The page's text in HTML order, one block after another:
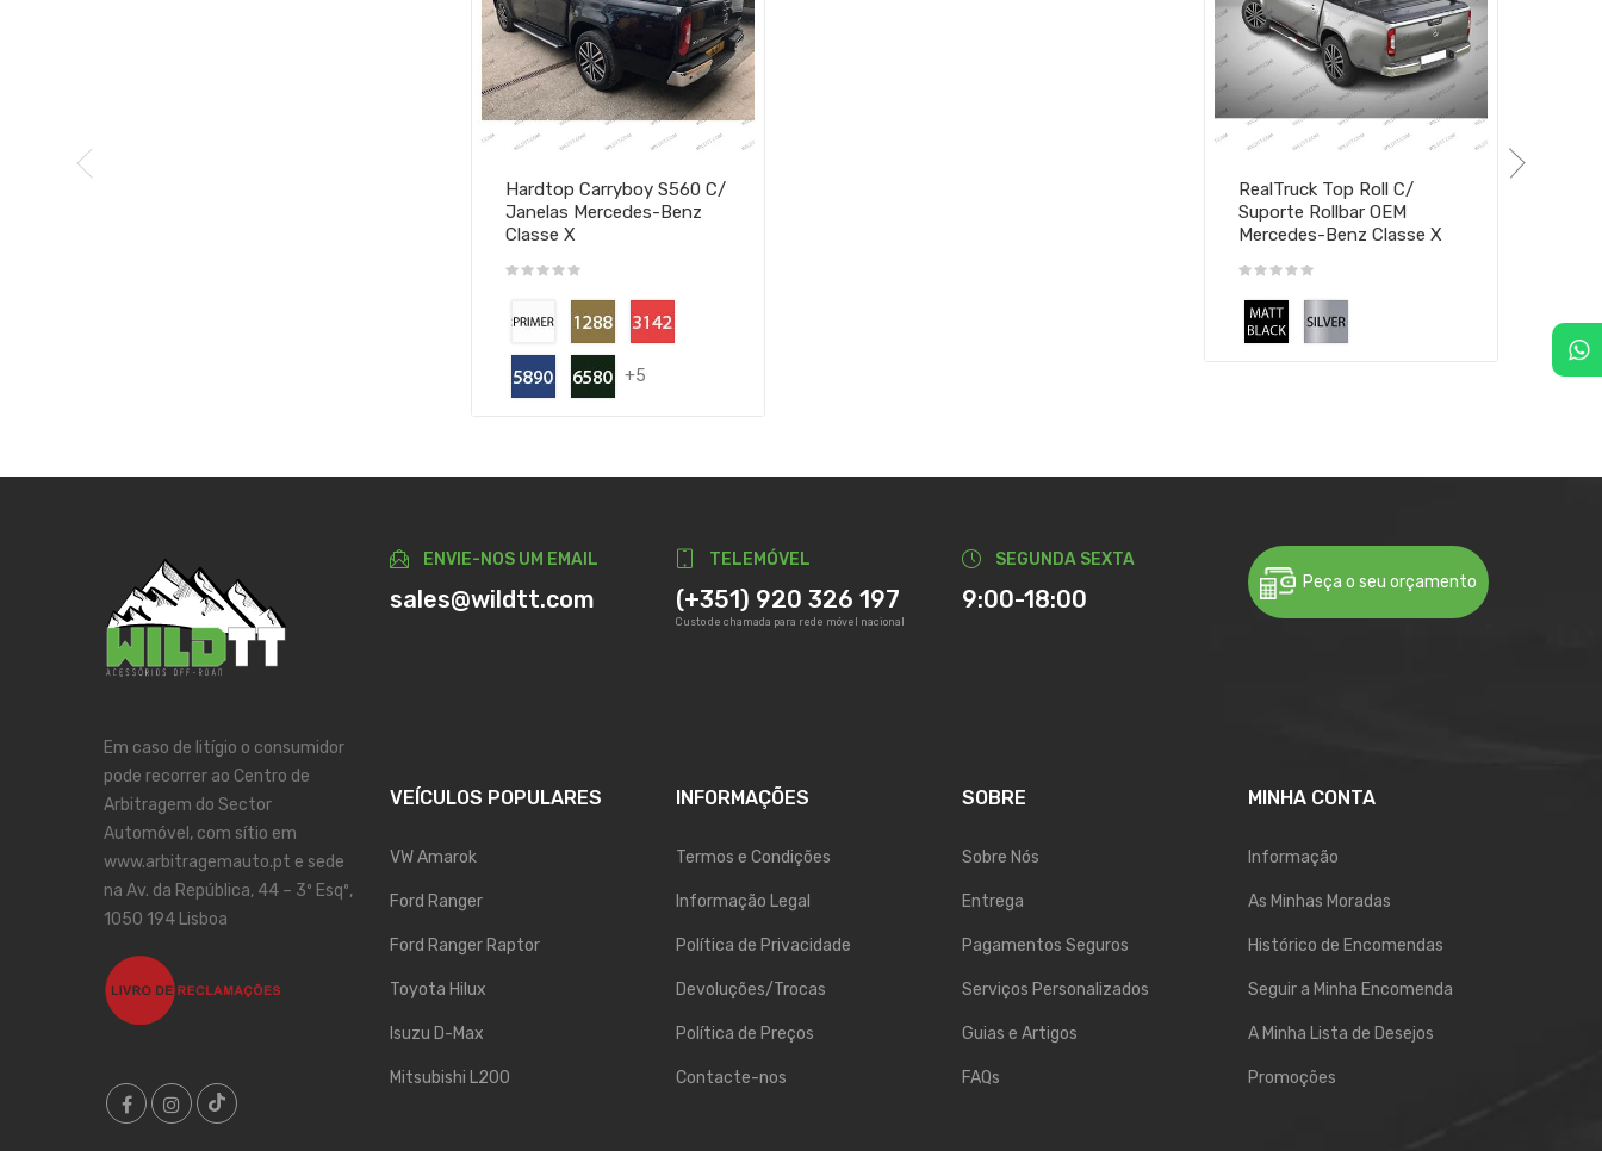
Hardtop Carryboy S560 C/
Janelas Mercedes-Benz
Classe X
+5
RealTruck Top Roll C/
Suporte Rollbar OEM
Mercedes-Benz Classe X
ENVIE-NOS UM EMAIL
sales@wildtt.com
TELEMÓVEL
(+351) 920 326 197
Custo de chamada para rede móvel nacional
SEGUNDA SEXTA
9:00-18:00
Peça o seu orçamento
Em caso de litígio o consumidor
pode recorrer ao Centro de
Arbitragem do Sector
Automóvel, com sítio em
www.arbitragemauto.pt e sede
na Av. da República, 44 – 3º Esqº,
1050 194 Lisboa
VEÍCULOS POPULARES
VW Amarok
Ford Ranger
Ford Ranger Raptor
Toyota Hilux
Isuzu D-Max
Mitsubishi L200
INFORMAÇÕES
Termos e Condições
Informação Legal
Política de Privacidade
Devoluções/Trocas
Política de Preços
Contacte-nos
SOBRE
Sobre Nós
Entrega
Pagamentos Seguros
Serviços Personalizados
Guias e Artigos
FAQs
MINHA CONTA
Informação
As Minhas Moradas
Histórico de Encomendas
Seguir a Minha Encomenda
A Minha Lista de Desejos
Promoções